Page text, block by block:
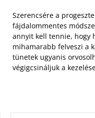
Szerencsére a
fájdalommentes
annyit kell tennie, hogy
mihamarabb felveszi a
tünetek ugyanis
végigcsináljuk a